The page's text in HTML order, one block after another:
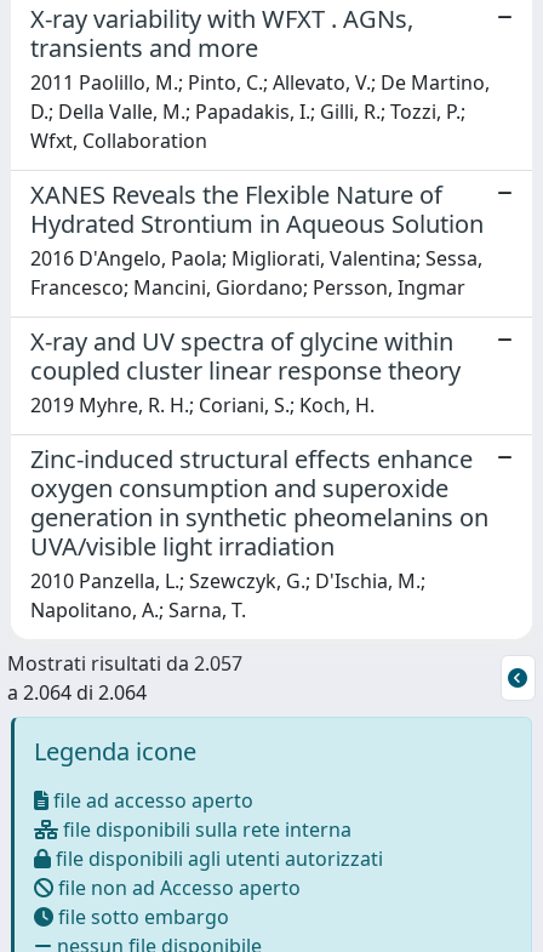
X-ray variability with WFXT . AGNs,
transients and more
2011 Paolillo, M.; Pinto, C.; Allevato, V.; De Martino,
D.; Della Valle, M.; Papadakis, I.; Gilli, R.; Tozzi, P.;
Wfxt, Collaboration
XANES Reveals the Flexible Nature of
Hydrated Strontium in Aqueous Solution
2016 D'Angelo, Paola; Migliorati, Valentina; Sessa,
Francesco; Mancini, Giordano; Persson, Ingmar
X‑ray and UV spectra of glycine within
coupled cluster linear response theory
2019 Myhre, R. H.; Coriani, S.; Koch, H.
Zinc-induced structural effects enhance
oxygen consumption and superoxide
generation in synthetic pheomelanins on
UVA/visible light irradiation
2010 Panzella, L.; Szewczyk, G.; D'Ischia, M.;
Napolitano, A.; Sarna, T.
Mostrati risultati da 2.057
a 2.064 di 2.064
Legenda icone
file ad accesso aperto
file disponibili sulla rete interna
file disponibili agli utenti autorizzati
file non ad Accesso aperto
file sotto embargo
nessun file disponibile